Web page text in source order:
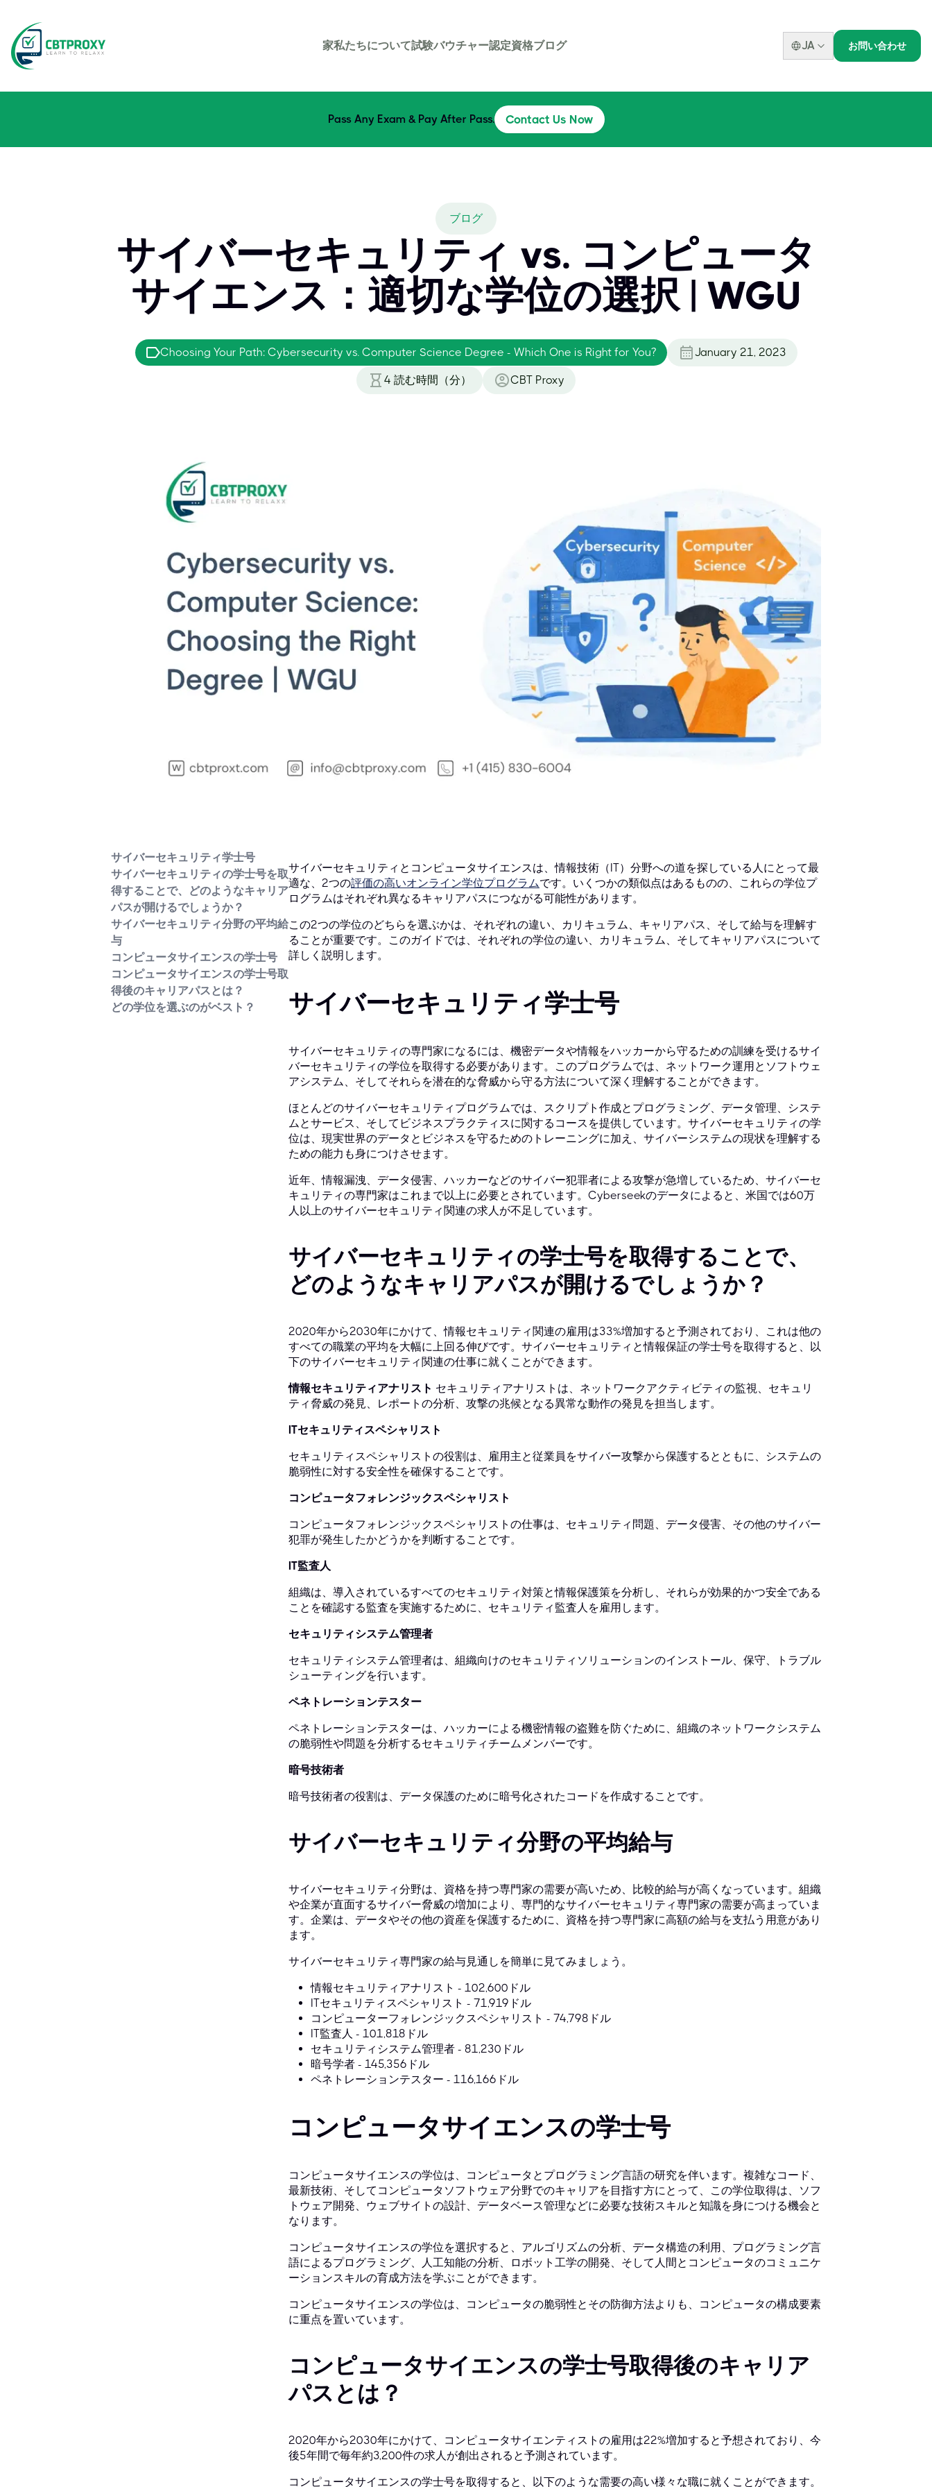
家私たちについて試験バウチャー認定資格ブログ JA お問い合わせ
Pass Any Exam & Pay After Pass. Contact Us Now
ブログ
サイバーセキュリティ vs. コンピュータ
サイエンス：適切な学位の選択 | WGU
Choosing Your Path: Cybersecurity vs. Computer Science Degree - Which One is Right for You? January 21, 2023
4 読む時間（分） CBT Proxy
サイバーセキュリティ学士号
サイバーセキュリティの学士号を取
得することで、どのようなキャリア
パスが開けるでしょうか？
サイバーセキュリティ分野の平均給
与
コンピュータサイエンスの学士号
コンピュータサイエンスの学士号取
得後のキャリアパスとは？
どの学位を選ぶのがベスト？
サイバーセキュリティとコンピュータサイエンスは、情報技術（IT）分野への道を探している人にとって最
適な、2つの評価の高いオンライン学位プログラムです。いくつかの類似点はあるものの、これらの学位プ
ログラムはそれぞれ異なるキャリアパスにつながる可能性があります。
この2つの学位のどちらを選ぶかは、それぞれの違い、カリキュラム、キャリアパス、そして給与を理解す
ることが重要です。このガイドでは、それぞれの学位の違い、カリキュラム、そしてキャリアパスについて
詳しく説明します。
サイバーセキュリティ学士号
サイバーセキュリティの専門家になるには、機密データや情報をハッカーから守るための訓練を受けるサイ
バーセキュリティの学位を取得する必要があります。このプログラムでは、ネットワーク運用とソフトウェ
アシステム、そしてそれらを潜在的な脅威から守る方法について深く理解することができます。
ほとんどのサイバーセキュリティプログラムでは、スクリプト作成とプログラミング、データ管理、システ
ムとサービス、そしてビジネスプラクティスに関するコースを提供しています。サイバーセキュリティの学
位は、現実世界のデータとビジネスを守るためのトレーニングに加え、サイバーシステムの現状を理解する
ための能力も身につけさせます。
近年、情報漏洩、データ侵害、ハッカーなどのサイバー犯罪者による攻撃が急増しているため、サイバーセ
キュリティの専門家はこれまで以上に必要とされています。Cyberseekのデータによると、米国では60万
人以上のサイバーセキュリティ関連の求人が不足しています。
サイバーセキュリティの学士号を取得することで、
どのようなキャリアパスが開けるでしょうか？
2020年から2030年にかけて、情報セキュリティ関連の雇用は33%増加すると予測されており、これは他の
すべての職業の平均を大幅に上回る伸びです。サイバーセキュリティと情報保証の学士号を取得すると、以
下のサイバーセキュリティ関連の仕事に就くことができます。
情報セキュリティアナリスト セキュリティアナリストは、ネットワークアクティビティの監視、セキュリ
ティ脅威の発見、レポートの分析、攻撃の兆候となる異常な動作の発見を担当します。
ITセキュリティスペシャリスト
セキュリティスペシャリストの役割は、雇用主と従業員をサイバー攻撃から保護するとともに、システムの
脆弱性に対する安全性を確保することです。
コンピュータフォレンジックスペシャリスト
コンピュータフォレンジックスペシャリストの仕事は、セキュリティ問題、データ侵害、その他のサイバー
犯罪が発生したかどうかを判断することです。
IT監査人
組織は、導入されているすべてのセキュリティ対策と情報保護策を分析し、それらが効果的かつ安全である
ことを確認する監査を実施するために、セキュリティ監査人を雇用します。
セキュリティシステム管理者
セキュリティシステム管理者は、組織向けのセキュリティソリューションのインストール、保守、トラブル
シューティングを行います。
ペネトレーションテスター
ペネトレーションテスターは、ハッカーによる機密情報の盗難を防ぐために、組織のネットワークシステム
の脆弱性や問題を分析するセキュリティチームメンバーです。
暗号技術者
暗号技術者の役割は、データ保護のために暗号化されたコードを作成することです。
サイバーセキュリティ分野の平均給与
サイバーセキュリティ分野は、資格を持つ専門家の需要が高いため、比較的給与が高くなっています。組織
や企業が直面するサイバー脅威の増加により、専門的なサイバーセキュリティ専門家の需要が高まっていま
す。企業は、データやその他の資産を保護するために、資格を持つ専門家に高額の給与を支払う用意があり
ます。
サイバーセキュリティ専門家の給与見通しを簡単に見てみましょう。
情報セキュリティアナリスト - 102,600ドル
ITセキュリティスペシャリスト - 71,919ドル
コンピューターフォレンジックスペシャリスト - 74,798ドル
IT監査人 - 101,818ドル
セキュリティシステム管理者 - 81,230ドル
暗号学者 - 145,356ドル
ペネトレーションテスター - 116,166ドル
コンピュータサイエンスの学士号
コンピュータサイエンスの学位は、コンピュータとプログラミング言語の研究を伴います。複雑なコード、
最新技術、そしてコンピュータソフトウェア分野でのキャリアを目指す方にとって、この学位取得は、ソフ
トウェア開発、ウェブサイトの設計、データベース管理などに必要な技術スキルと知識を身につける機会と
なります。
コンピュータサイエンスの学位を選択すると、アルゴリズムの分析、データ構造の利用、プログラミング言
語によるプログラミング、人工知能の分析、ロボット工学の開発、そして人間とコンピュータのコミュニケ
ーションスキルの育成方法を学ぶことができます。
コンピュータサイエンスの学位は、コンピュータの脆弱性とその防御方法よりも、コンピュータの構成要素
に重点を置いています。
コンピュータサイエンスの学士号取得後のキャリア
パスとは？
2020年から2030年にかけて、コンピュータサイエンティストの雇用は22%増加すると予想されており、今
後5年間で毎年約3,200件の求人が創出されると予測されています。
コンピュータサイエンスの学士号を取得すると、以下のような需要の高い様々な職に就くことができます。